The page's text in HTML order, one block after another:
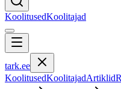
KoolitusedKoolitajad
tark.ee
KoolitusedKoolitajadArtiklid